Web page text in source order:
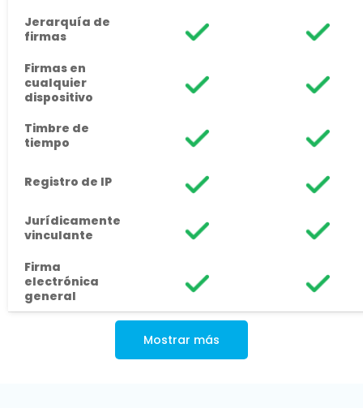
Jerarquía de
firmas
Firmas en
cualquier
dispositivo
Timbre de
tiempo
Registro de IP
Jurídicamente
vinculante
Firma
electrónica
general
Mostrar más